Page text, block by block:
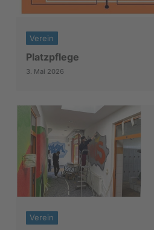
Verein
Platzpflege
3. Mai 2026
Verein